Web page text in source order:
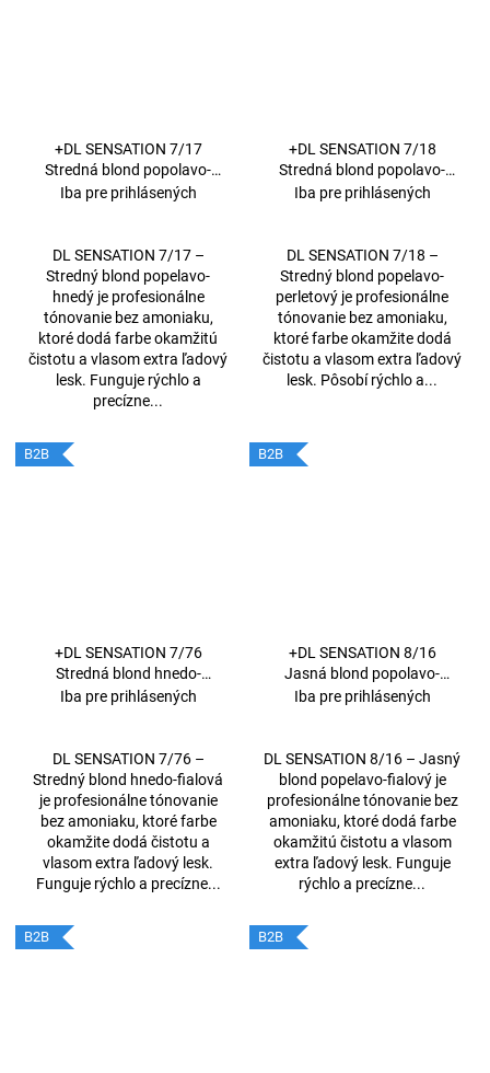
+DL SENSATION 7/17
Stredná blond popolavo-
hnedá 60 ml
Iba pre prihlásených
DL SENSATION 7/17 –
Stredný blond popelavo-
hnedý je profesionálne
tónovanie bez amoniaku,
ktoré dodá farbe okamžitú
čistotu a vlasom extra ľadový
lesk. Funguje rýchlo a
precízne...
+DL SENSATION 7/18
Stredná blond popolavo-
perleťová 60 ml
Iba pre prihlásených
DL SENSATION 7/18 –
Stredný blond popelavo-
perletový je profesionálne
tónovanie bez amoniaku,
ktoré farbe okamžite dodá
čistotu a vlasom extra ľadový
lesk. Pôsobí rýchlo a...
B2B
+DL SENSATION 7/76
Stredná blond hnedo-
fialová 60 ml
Iba pre prihlásených
DL SENSATION 7/76 –
Stredný blond hnedo-fialová
je profesionálne tónovanie
bez amoniaku, ktoré farbe
okamžite dodá čistotu a
vlasom extra ľadový lesk.
Funguje rýchlo a precízne...
B2B
+DL SENSATION 8/16
Jasná blond popolavo-
fialová 60 ml
Iba pre prihlásených
DL SENSATION 8/16 – Jasný
blond popelavo-fialový je
profesionálne tónovanie bez
amoniaku, ktoré dodá farbe
okamžitú čistotu a vlasom
extra ľadový lesk. Funguje
rýchlo a precízne...
B2B B2B